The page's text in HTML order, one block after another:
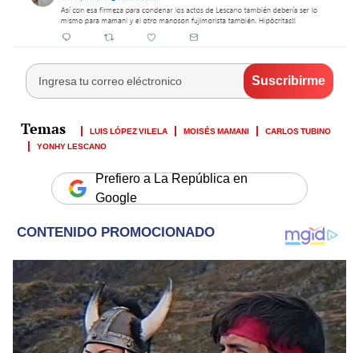
LUIS LÓPEZ VILELA MOISÉS MAMANI
CARLOS TUBINO
YONHY LESCANO
Prefiero a La República en
Google